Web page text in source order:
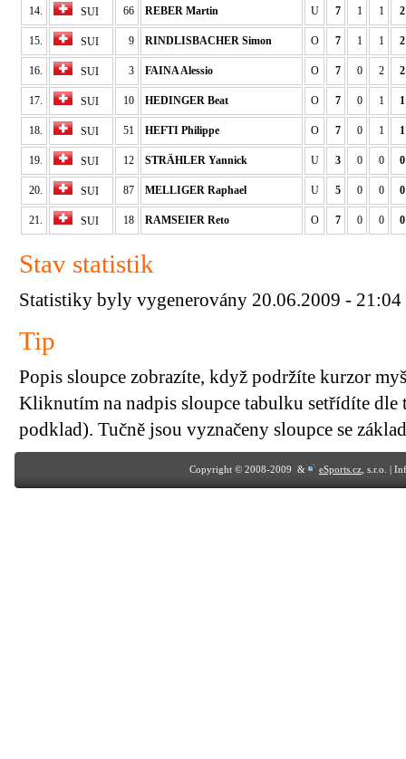
14. SUI 66 REBER Martin U 7 1 1 2
15. SUI 9 RINDLISBACHER Simon O 7 1 1 2
16. SUI 3 FAINA Alessio O 7 0 2 2
17. SUI 10 HEDINGER Beat O 7 0 1 1
18. SUI 51 HEFTI Philippe O 7 0 1 1
19. SUI 12 STRÄHLER Yannick U 3 0 0 0
20. SUI 87 MELLIGER Raphael U 5 0 0 0
21. SUI 18 RAMSEIER Reto O 7 0 0 0
Stav statistik
Statistiky byly vygenerovány 20.06.2009 - 21:04
Tip
Popis sloupce zobrazíte, když podržíte kurzor
Kliknutím na nadpis sloupce tabulku setřídíte dle
podklad). Tučně jsou vyznačeny sloupce se
Copyright © 2008-2009 & eSports.cz , s.r.o. |